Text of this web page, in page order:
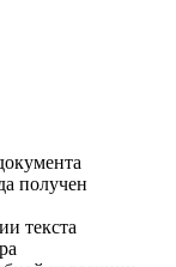
получен
текста